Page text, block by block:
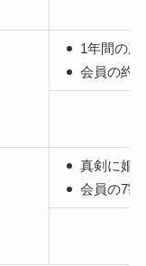
1年間の成
会員の約
真剣に婚
会員の7割